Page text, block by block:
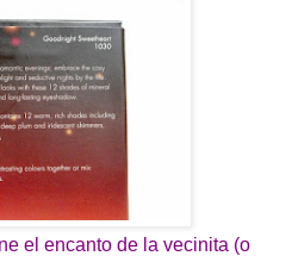
el encanto de la vecinita (o